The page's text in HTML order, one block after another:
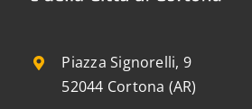
Piazza Signorelli, 9
52044 Cortona (AR)